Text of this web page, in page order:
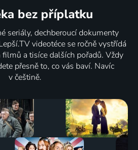
bez příplatku
seriály, dechberoucí dokumenty
videotéce se ročně vystřídá
a tisíce dalších pořadů. Vždy
přesně to, co vás baví. Navíc
v češtině.